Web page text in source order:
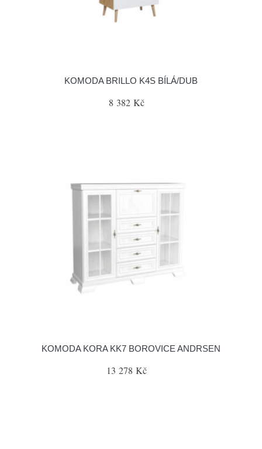
KOMODA BRILLO K4S BÍLÁ/DUB
8 382 Kč
KOMODA KORA KK7 BOROVICE ANDRSEN
13 278 Kč